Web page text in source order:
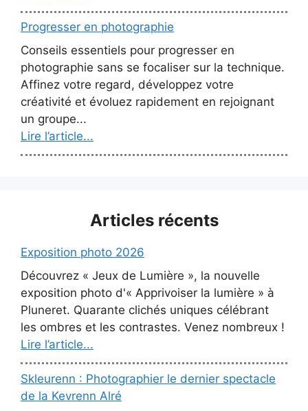
Progresser en photographie
Conseils essentiels pour progresser en
photographie sans se focaliser sur la technique.
Affinez votre regard, développez votre
créativité et évoluez rapidement en rejoignant
un groupe...
Lire l’article...
Articles récents
Exposition photo 2026
Découvrez « Jeux de Lumière », la nouvelle
exposition photo d'« Apprivoiser la lumière » à
Pluneret. Quarante clichés uniques célébrant
les ombres et les contrastes. Venez nombreux !
Lire l’article...
Skleurenn : Photographier le dernier spectacle
de la Kevrenn Alré